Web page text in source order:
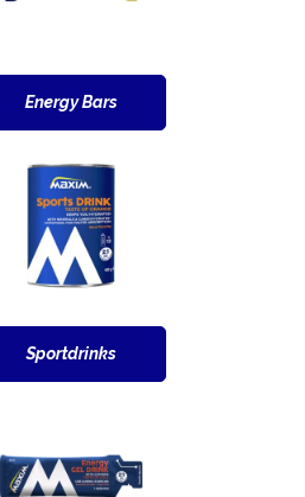
Energy Bars
Sportdrinks